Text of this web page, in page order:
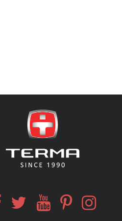
Facebook Twitter YouTubePinterest